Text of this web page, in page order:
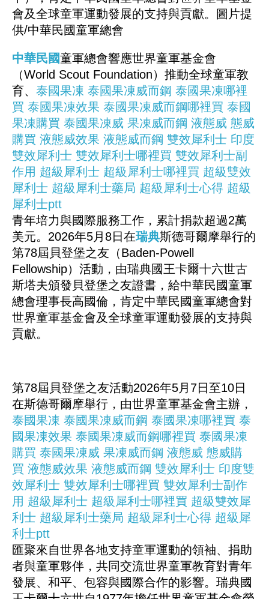
會及全球童軍運動發展的支持與貢獻。圖片提
供/中華民國童軍總會
中華民國童軍總會響應世界童軍基金會
（World Scout Foundation）推動全球童軍教
育、 泰國果凍 泰國果凍威而鋼 泰國果凍哪裡
買 泰國果凍效果 泰國果凍威而鋼哪裡買 泰國
果凍購買 泰國果凍威 果凍威而鋼 液態威 態威
購買 液態威效果 液態威而鋼 雙效犀利士 印度
雙效犀利士 雙效犀利士哪裡買 雙效犀利士副
作用 超級犀利士 超級犀利士哪裡買 超級雙效
犀利士 超級犀利士藥局 超級犀利士心得 超級
犀利士ptt
青年培力與國際服務工作，累計捐款超過2萬
美元。2026年5月8日在瑞典斯德哥爾摩舉行的
第78屆貝登堡之友（Baden-Powell
Fellowship）活動，由瑞典國王卡爾十六世古
斯塔夫頒發貝登堡之友證書，給中華民國童軍
總會理事長高國倫，肯定中華民國童軍總會對
世界童軍基金會及全球童軍運動發展的支持與
貢獻。
第78屆貝登堡之友活動2026年5月7日至10日
在斯德哥爾摩舉行，由世界童軍基金會主辦，
泰國果凍 泰國果凍威而鋼 泰國果凍哪裡買 泰
國果凍效果 泰國果凍威而鋼哪裡買 泰國果凍
購買 泰國果凍威 果凍威而鋼 液態威 態威購
買 液態威效果 液態威而鋼 雙效犀利士 印度雙
效犀利士 雙效犀利士哪裡買 雙效犀利士副作
用 超級犀利士 超級犀利士哪裡買 超級雙效犀
利士 超級犀利士藥局 超級犀利士心得 超級犀
利士ptt
匯聚來自世界各地支持童軍運動的領袖、捐助
者與童軍夥伴，共同交流世界童軍教育對青年
發展、和平、包容與國際合作的影響。瑞典國